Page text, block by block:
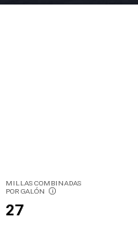
MILLAS COMBINADAS
POR GALÓN
DISCLOSURE
27